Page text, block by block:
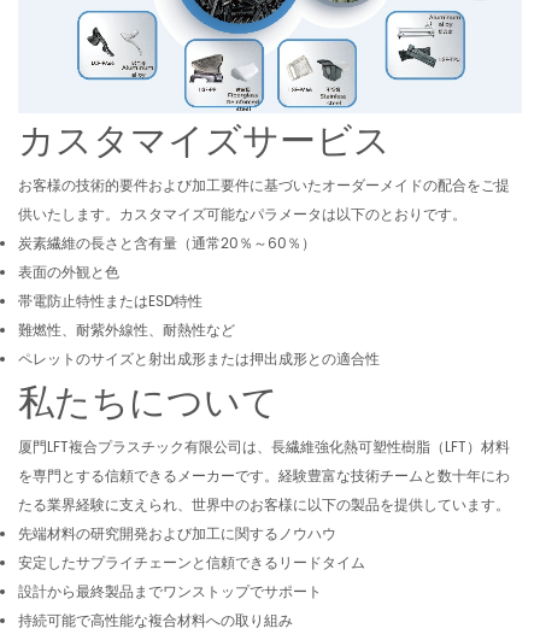
カスタマイズサービス
お客様の技術的要件および加工要件に基づいたオーダーメイドの配合をご提
供いたします。カスタマイズ可能なパラメータは以下のとおりです。
炭素繊維の長さと含有量（通常20％～60％）
表面の外観と色
帯電防止特性またはESD特性
難燃性、耐紫外線性、耐熱性など
ペレットのサイズと射出成形または押出成形との適合性
私たちについて
厦門LFT複合プラスチック有限公司は、長繊維強化熱可塑性樹脂（LFT）材料
を専門とする信頼できるメーカーです。経験豊富な技術チームと数十年にわ
たる業界経験に支えられ、世界中のお客様に以下の製品を提供しています。
先端材料の研究開発および加工に関するノウハウ
安定したサプライチェーンと信頼できるリードタイム
設計から最終製品までワンストップでサポート
持続可能で高性能な複合材料への取り組み